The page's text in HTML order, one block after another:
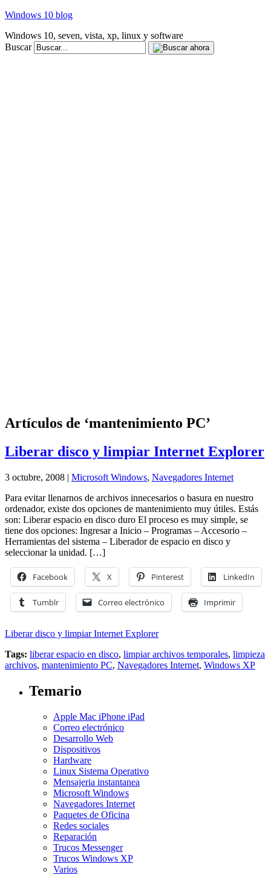
Windows 10 blog
Windows 10, seven, vista, xp, linux y software
Buscar
Artículos de ‘mantenimiento PC’
Liberar disco y limpiar Internet Explorer
3 octubre, 2008 | Microsoft Windows, Navegadores Internet
Para evitar llenarnos de archivos innecesarios o basura en nuestro
ordenador, existe dos opciones de mantenimiento muy útiles. Estás
son: Liberar espacio en disco duro El proceso es muy simple, se
tiene dos opciones: Ingresar a Inicio – Programas – Accesorio –
Herramientas del sistema – Liberador de espacio en disco y
seleccionar la unidad. […]
Facebook X Pinterest LinkedIn
Tumblr Correo electrónico Imprimir
Liberar disco y limpiar Internet Explorer
Tags: liberar espacio en disco, limpiar archivos temporales, limpieza
archivos, mantenimiento PC, Navegadores Internet, Windows XP
Temario
Apple Mac iPhone iPad
Correo electrónico
Desarrollo Web
Dispositivos
Hardware
Linux Sistema Operativo
Mensajeria instantanea
Microsoft Windows
Navegadores Internet
Paquetes de Oficina
Redes sociales
Reparación
Trucos Messenger
Trucos Windows XP
Varios